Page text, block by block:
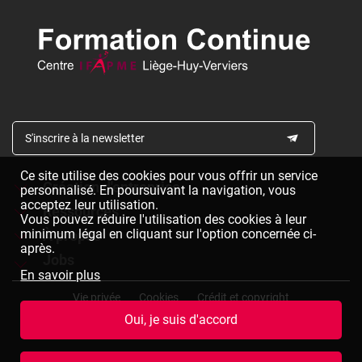
Ce site utilise des cookies pour vous offrir un service
personnalisé. En poursuivant la navigation, vous
acceptez leur utilisation.
Vous pouvez réduire l'utilisation des cookies à leur
minimum légal en cliquant sur l'option concernée ci-
après.
En savoir plus
Oui, je suis d'accord
S'inscrire à la newsletter
Création d'entreprise
Formations à la création d'entreprise
Chèques formation à la création d'entreprise
Ressources
Dépliants à télécharger
Bulletin d'inscription à télécharger
À propos
Le centre IFAPME Liège-Huy-Verviers
Nos missions et valeurs
Devenir formateur
Rejoindre notre équipe
(termes
Vie privée Cookies Crédit et copyright
Conditions générales de vente